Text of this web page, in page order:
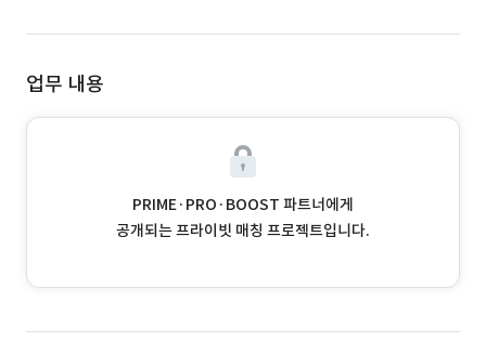
업무 내용
PRIME·PRO·BOOST 파트너에게
공개되는 프라이빗 매칭 프로젝트입니다.